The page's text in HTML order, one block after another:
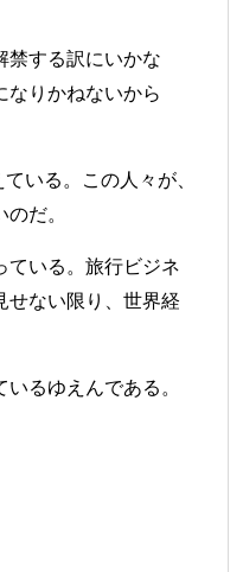
禁する訳にいかな
なりかねないから
いる。この人々が、
だ。
ている。旅行ビジネ
せない限り、世界経
るゆえんである。